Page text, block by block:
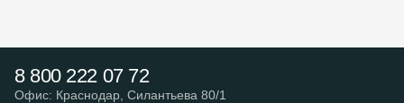
8 800 222 07 72
Офис: Краснодар, Силантьева 80/1